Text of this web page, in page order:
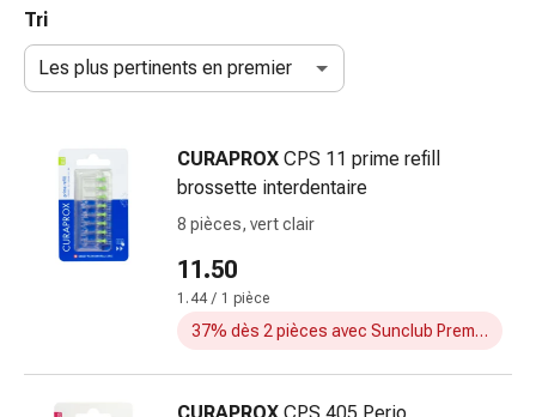
Mouchoirs
Rhume
de
la
peau
Bandes
élastiques
Compresses
Tri
Les plus pertinents en premier
CURAPROX CPS 11 prime refill
brossette interdentaire
8 pièces, vert clair
11.50
1.44 / 1 pièce
37% dès 2 pièces avec Sunclub Premium